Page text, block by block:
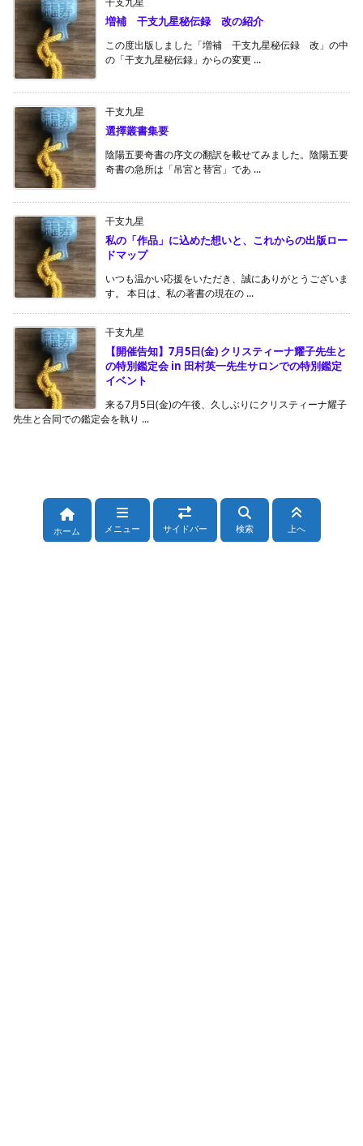
増補 干支九星秘伝録 改の紹介
この度出版しました「増補 干支九星秘伝録 改」の中
の「干支九星秘伝録」からの変更 ...
干支九星
選擇叢書集要
陰陽五要奇書の序文の翻訳を載せてみました。陰陽五要
奇書の急所は「吊宮と替宮」であ ...
干支九星
私の「作品」に込めた想いと、これからの出版ロー
ドマップ
いつも温かい応援をいただき、誠にありがとうございま
す。 本日は、私の著書の現在の ...
干支九星
【開催告知】7月5日(金) クリスティーナ耀子先生と
の特別鑑定会 in 田村英一先生サロンでの特別鑑定
イベント
来る7月5日(金)の午後、久しぶりにクリスティーナ耀子
先生と合同での鑑定会を執り ...
ホーム メニュー サイドバー 検索 上へ